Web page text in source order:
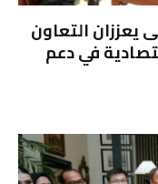
يعززان التعاون
في دعم